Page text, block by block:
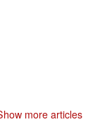
more articles